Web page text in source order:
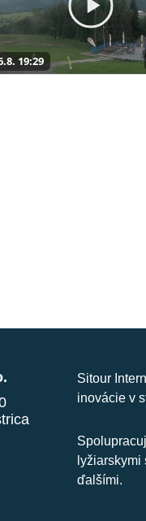
19:29
Sitour
inovácie v
ďalšími.